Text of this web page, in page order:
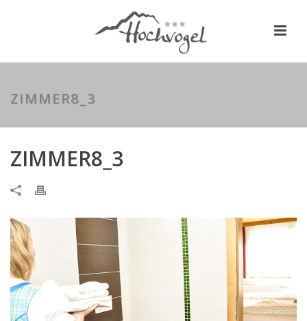
ZIMMER8_3
ZIMMER8_3